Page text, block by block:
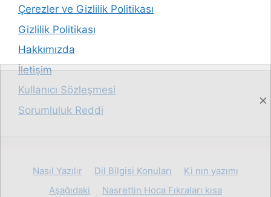
Çerezler ve Gizlilik Politikası
Gizlilik Politikası
Hakkımızda
İletişim
Kullanıcı Sözleşmesi
Sorumluluk Reddi
Nasıl Yazılır Dil Bilgisi Konuları
Ki nın yazımı
Aşağıdaki
Nasrettin Hoca Fıkraları kısa